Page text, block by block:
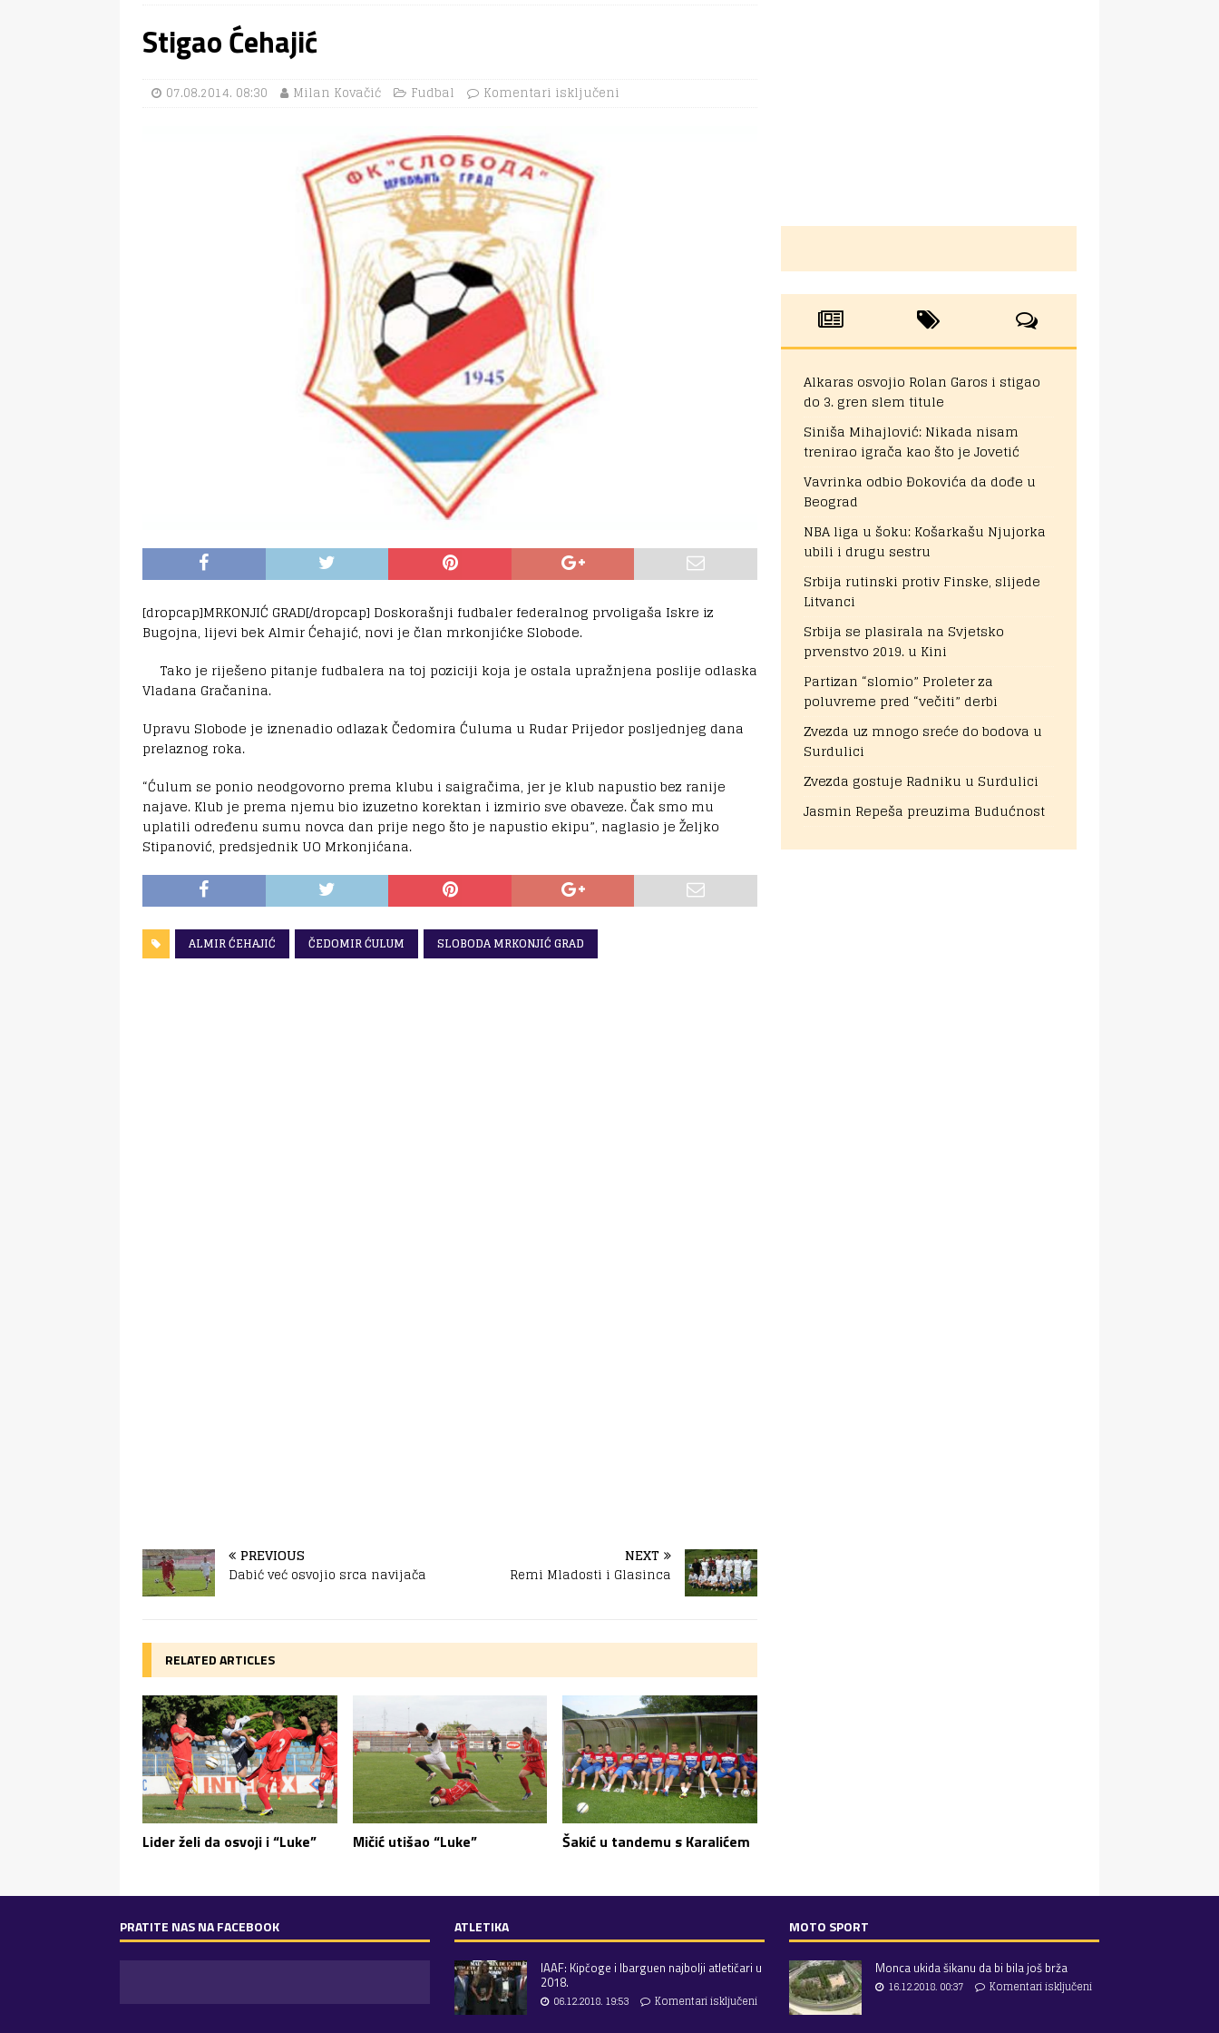
Stigao Ćehajić
07.08.2014. 08:30 Milan Kovačić Fudbal Komentari isključeni
[dropcap]MRKONJIĆ GRAD[/dropcap] Doskorašnji fudbaler federalnog prvoligaša Iskre iz
Bugojna, lijevi bek Almir Ćehajić, novi je član mrkonjićke Slobode.
Tako je riješeno pitanje fudbalera na toj poziciji koja je ostala upražnjena poslije odlaska
Vladana Gračanina.
Upravu Slobode je iznenadio odlazak Čedomira Ćuluma u Rudar Prijedor posljednjeg dana
prelaznog roka.
“Ćulum se ponio neodgovorno prema klubu i saigračima, jer je klub napustio bez ranije
najave. Klub je prema njemu bio izuzetno korektan i izmirio sve obaveze. Čak smo mu
uplatili određenu sumu novca dan prije nego što je napustio ekipu”, naglasio je Željko
Stipanović, predsjednik UO Mrkonjićana.
ALMIR ĆEHAJIĆ ČEDOMIR ĆULUM SLOBODA MRKONJIĆ GRAD
PREVIOUS
Dabić već osvojio srca navijača
NEXT
Remi Mladosti i Glasinca
RELATED ARTICLES
Lider želi da osvoji i “Luke” Mičić utišao “Luke” Šakić u tandemu s Karalićem
Alkaras osvojio Rolan Garos i stigao
do 3. gren slem titule
Siniša Mihajlović: Nikada nisam
trenirao igrača kao što je Jovetić
Vavrinka odbio Đokovića da dođe u
Beograd
NBA liga u šoku: Košarkašu Njujorka
ubili i drugu sestru
Srbija rutinski protiv Finske, slijede
Litvanci
Srbija se plasirala na Svjetsko
prvenstvo 2019. u Kini
Partizan “slomio” Proleter za
poluvreme pred “večiti” derbi
Zvezda uz mnogo sreće do bodova u
Surdulici
Zvezda gostuje Radniku u Surdulici
Jasmin Repeša preuzima Budućnost
PRATITE NAS NA FACEBOOK ATLETIKA
IAAF: Kipčoge i Ibarguen najbolji atletičari u
2018.
06.12.2018. 19:53
Komentari isključeni
MOTO SPORT
Monca ukida šikanu da bi bila još brža
16.12.2018. 00:37
Komentari isključeni